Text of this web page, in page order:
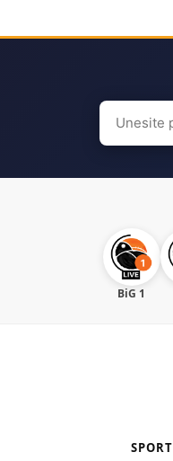
Search
for:
BiG 1
SPORT